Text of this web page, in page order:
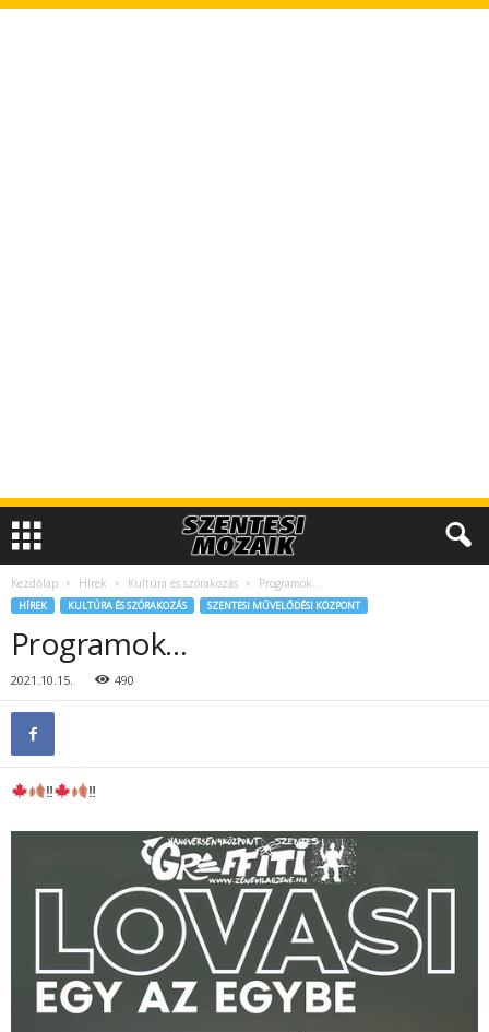
Kezdőlap Hírek Kultúra és szórakozás Programok…
HÍREK KULTÚRA ÉS SZÓRAKOZÁS SZENTESI MŰVELŐDÉSI KÖZPONT
Programok…
2021.10.15. 490
‼ ‼